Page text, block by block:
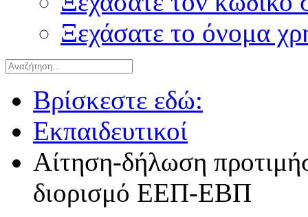
Ξεχάσατε το όνομα
Βρίσκεστε εδώ:
Εκπαιδευτικοί
Αίτηση-δήλωση
διορισμό ΕΕΠ-ΕΒΠ